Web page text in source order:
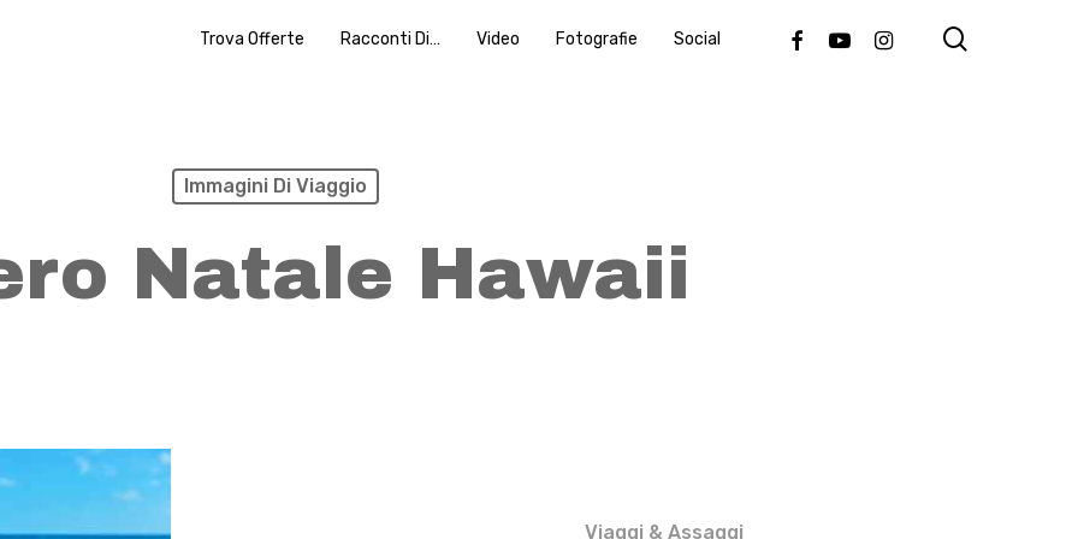
Trova Offerte Racconti Di… Video Fotografie Social FacebookYoutubeInstagram
Immagini Di Viaggio
Natale Hawaii
Viaggi & Assaggi